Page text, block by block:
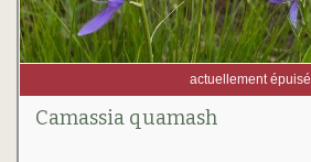
actuellement épuisé
Camassia quamash